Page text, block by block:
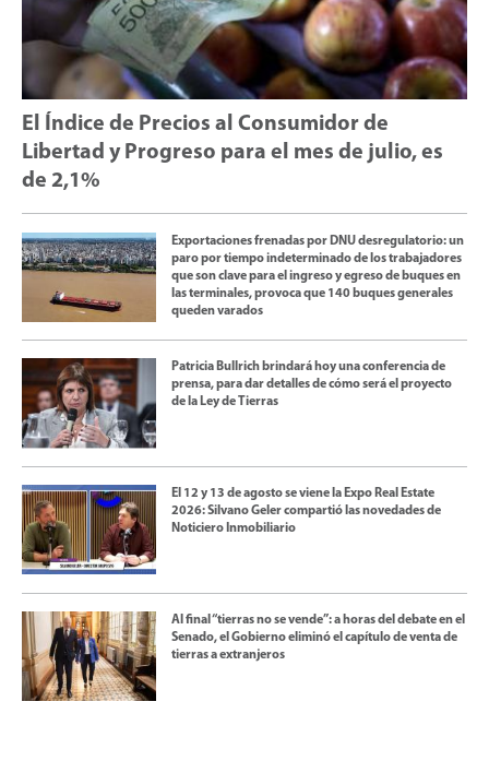
El Índice de Precios al Consumidor de
Libertad y Progreso para el mes de julio, es
de 2,1%
Exportaciones frenadas por DNU desregulatorio: un
paro por tiempo indeterminado de los trabajadores
que son clave para el ingreso y egreso de buques en
las terminales, provoca que 140 buques generales
queden varados
Patricia Bullrich brindará hoy una conferencia de
prensa, para dar detalles de cómo será el proyecto
de la Ley de Tierras
El 12 y 13 de agosto se viene la Expo Real Estate
2026: Silvano Geler compartió las novedades de
Noticiero Inmobiliario
Al final “tierras no se vende”: a horas del debate en el
Senado, el Gobierno eliminó el capítulo de venta de
tierras a extranjeros